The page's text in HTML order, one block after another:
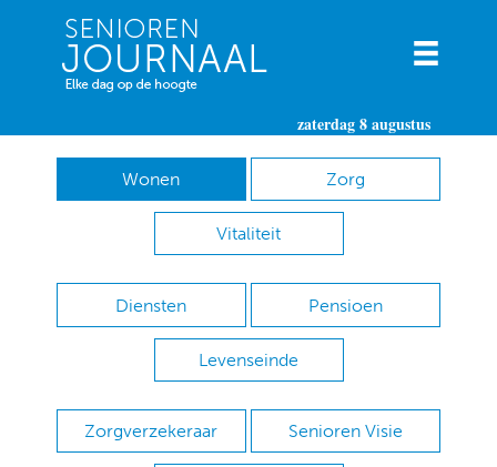
zaterdag 8 augustus
Wonen Zorg
Vitaliteit
Diensten Pensioen
Levenseinde
Zorgverzekeraar Senioren Visie